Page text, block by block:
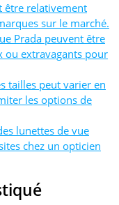
être relativement
sur le marché.
Prada peuvent être
ou extravagants pour
tailles peut varier en
les options de
lunettes de vue
chez un opticien